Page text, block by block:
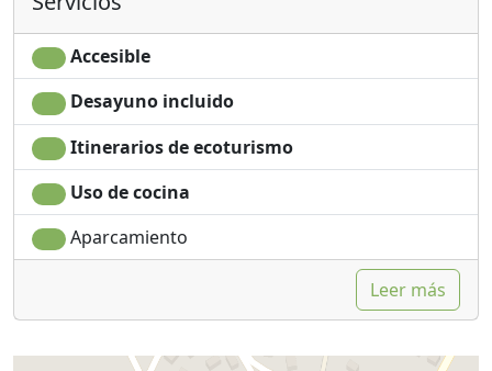
Accesible
Desayuno incluido
Itinerarios de ecoturismo
Uso de cocina
Aparcamiento
Leer más